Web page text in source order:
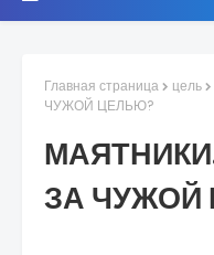
Главная страница цель
ЧУЖОЙ ЦЕЛЬЮ?
ЗА ЧУЖОЙ